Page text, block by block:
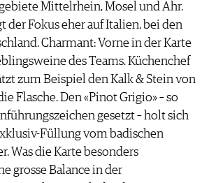
Mittelrhein, Mosel und Ahr.
der Fokus eher auf Italien, bei den
Charmant: Vorne in der Karte
des Teams. Küchenchef
zum Beispiel den Kalk & Stein von
Flasche. Den «Pinot Grigio» – so
gesetzt – holt sich
Füllung vom badischen
Was die Karte besonders
grosse Balance in der